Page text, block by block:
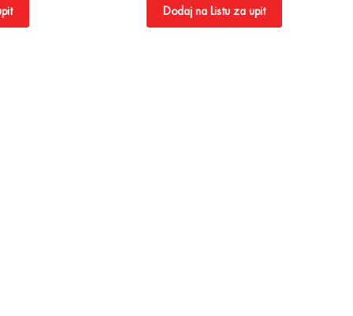
Dodaj na Listu za upit